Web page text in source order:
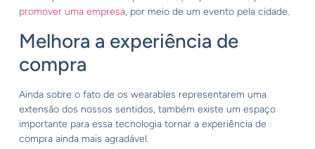
promover uma empresa, por meio de um evento pela cidade.
Melhora a experiência de
compra
Ainda sobre o fato de os wearables representarem uma
extensão dos nossos sentidos, também existe um espaço
importante para essa tecnologia tornar a experiência de
compra ainda mais agradável.